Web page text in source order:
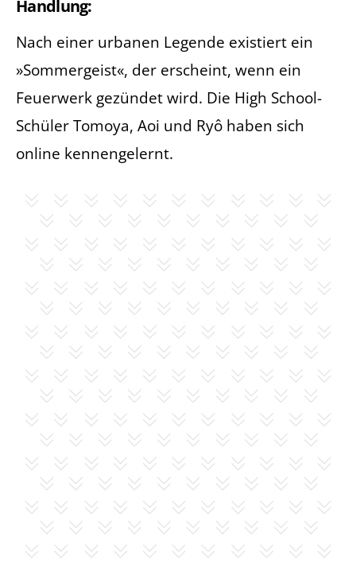
Handlung:
Nach einer urbanen Legende existiert ein
»Sommergeist«, der erscheint, wenn ein
Feuerwerk gezündet wird. Die High School-
Schüler Tomoya, Aoi und Ryô haben sich
online kennengelernt.